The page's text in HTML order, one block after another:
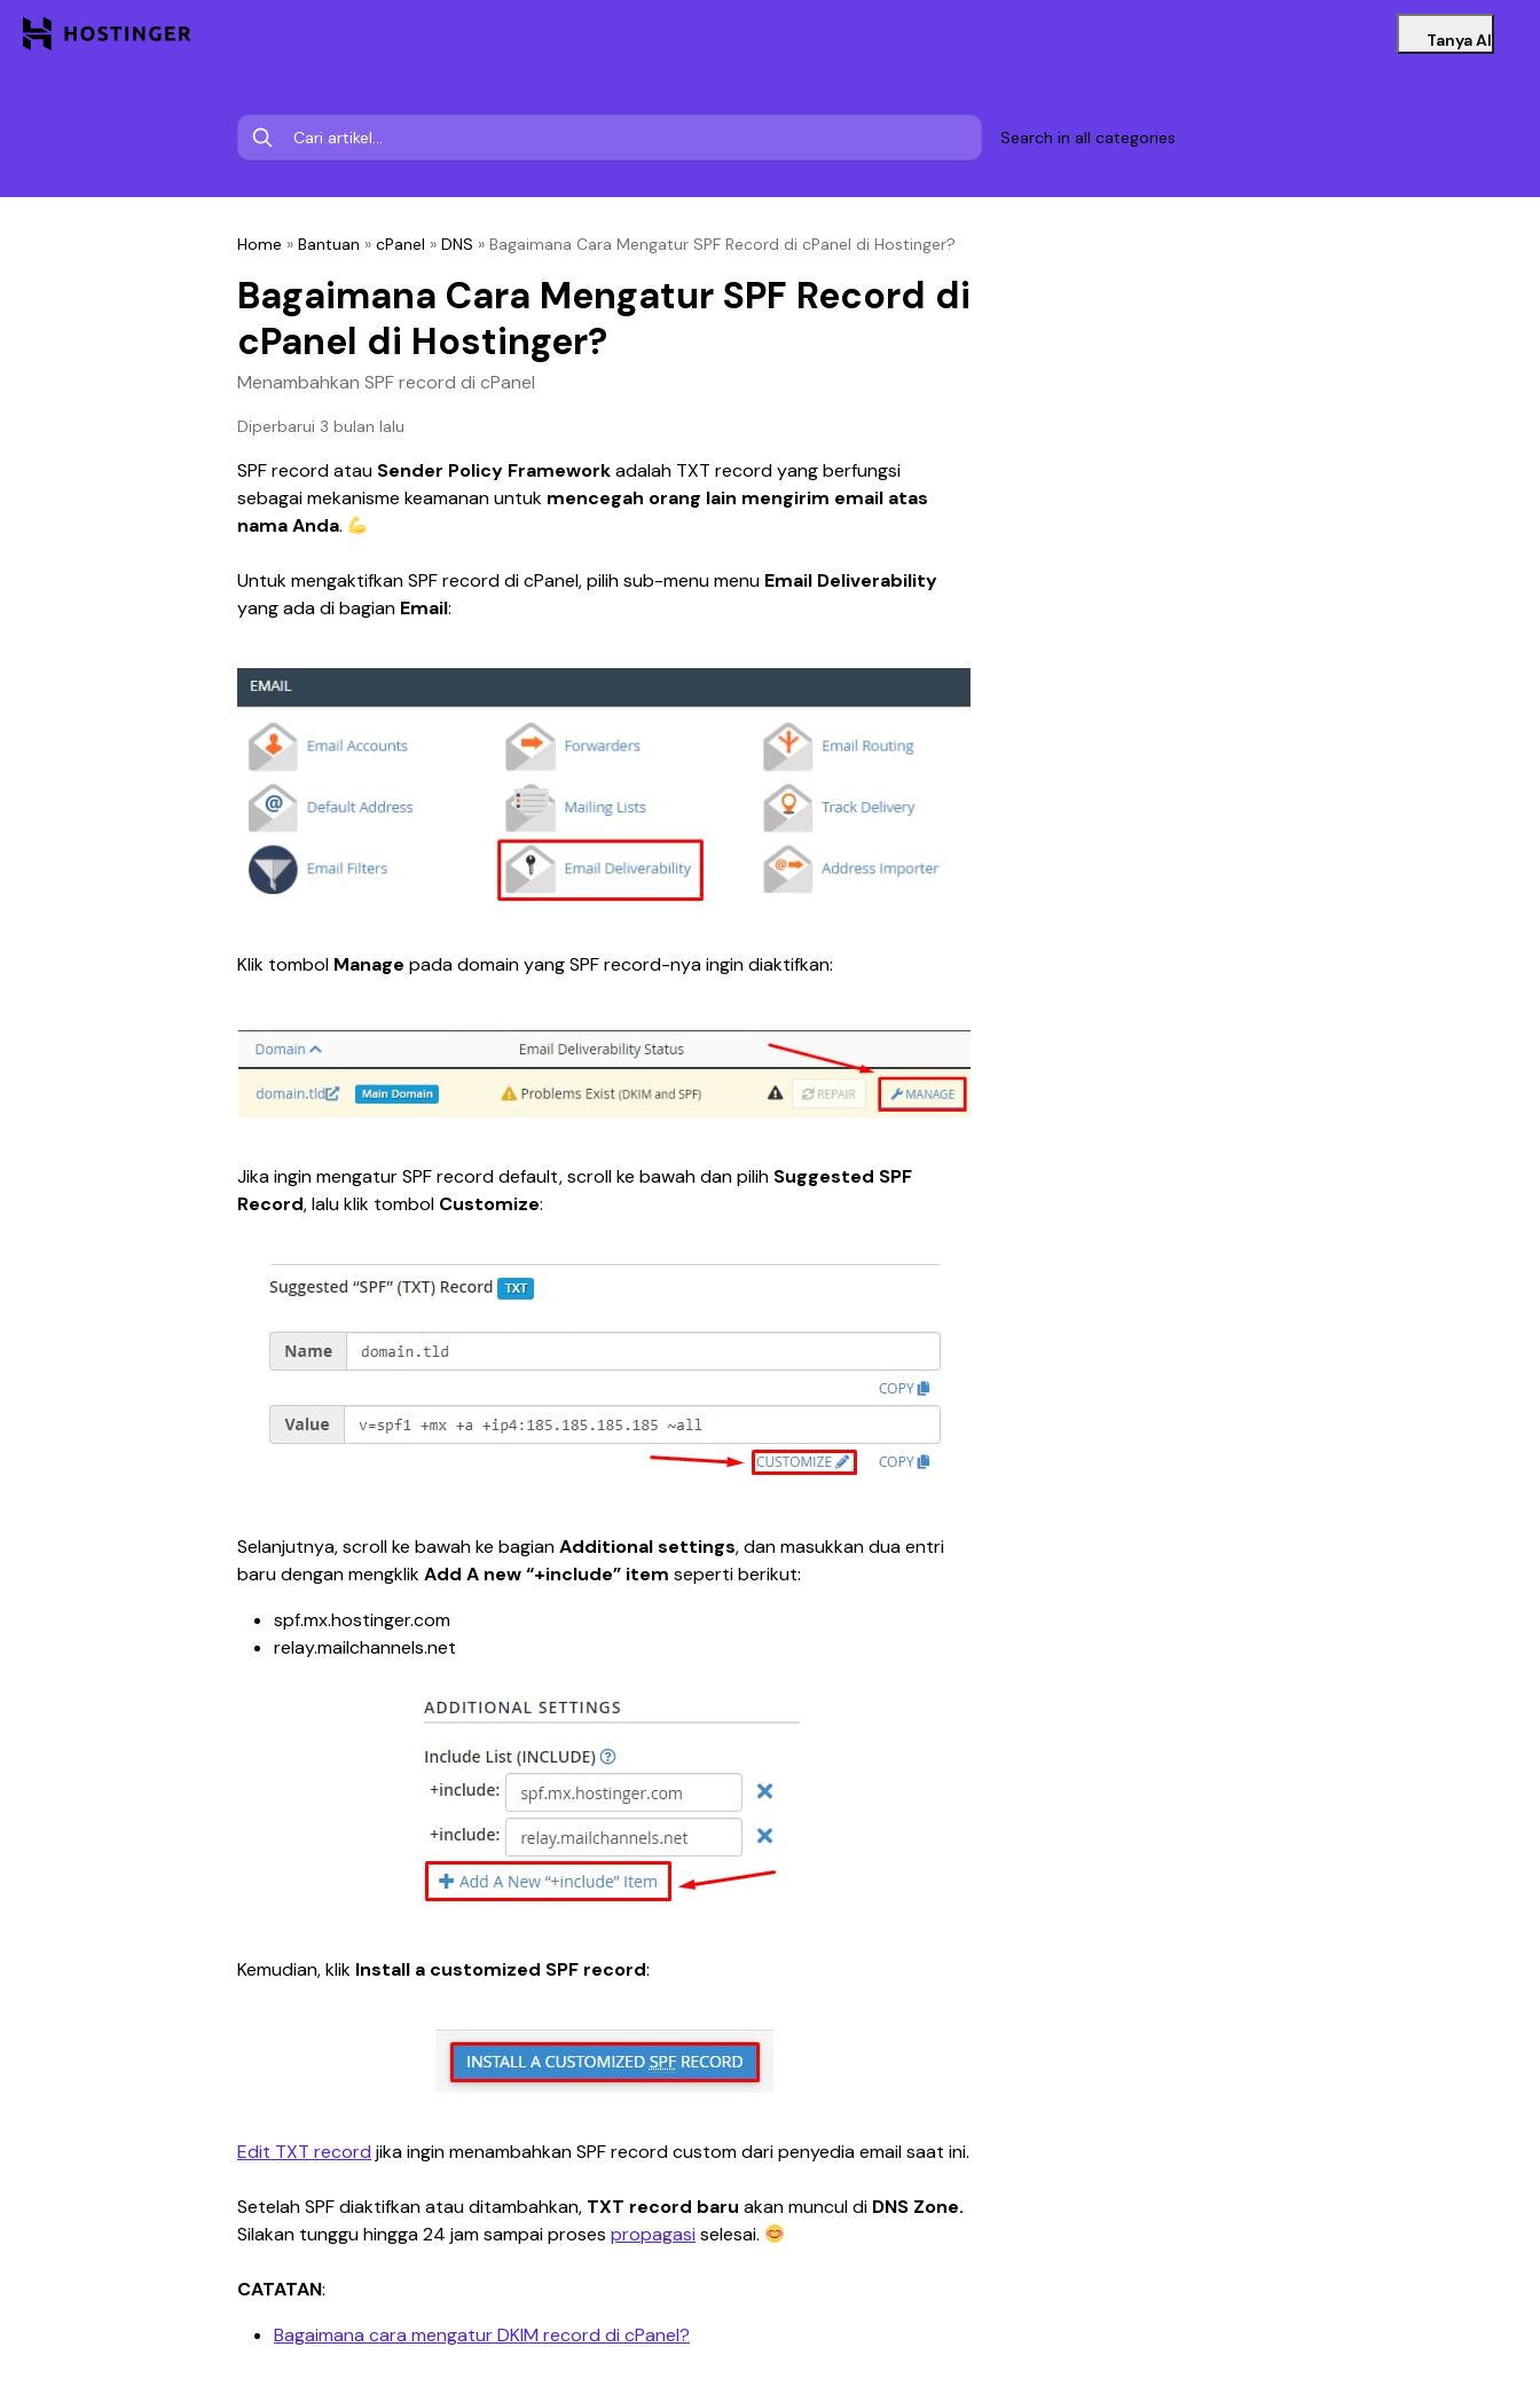
Tanya AI
Search in all categories
Home » Bantuan » cPanel » DNS » Bagaimana Cara Mengatur SPF Record di cPanel di Hostinger?
Bagaimana Cara Mengatur SPF Record di
cPanel di Hostinger?
Menambahkan SPF record di cPanel
Diperbarui 3 bulan lalu
SPF record atau Sender Policy Framework adalah TXT record yang berfungsi
sebagai mekanisme keamanan untuk mencegah orang lain mengirim email atas
nama Anda.
Untuk mengaktifkan SPF record di cPanel, pilih sub-menu menu Email Deliverability
yang ada di bagian Email:
Klik tombol Manage pada domain yang SPF record-nya ingin diaktifkan:
Jika ingin mengatur SPF record default, scroll ke bawah dan pilih Suggested SPF
Record, lalu klik tombol Customize:
Selanjutnya, scroll ke bawah ke bagian Additional settings, dan masukkan dua entri
baru dengan mengklik Add A new “+include” item seperti berikut:
spf.mx.hostinger.com
relay.mailchannels.net
Kemudian, klik Install a customized SPF record:
Edit TXT record jika ingin menambahkan SPF record custom dari penyedia email saat ini.
Setelah SPF diaktifkan atau ditambahkan, TXT record baru akan muncul di DNS Zone.
Silakan tunggu hingga 24 jam sampai proses propagasi selesai.
CATATAN:
Bagaimana cara mengatur DKIM record di cPanel?